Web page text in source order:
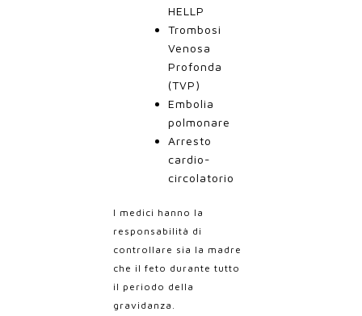
HELLP
Trombosi
Venosa
Profonda
(TVP)
Embolia
polmonare
Arresto
cardio-
circolatorio
I medici hanno la
responsabilità di
controllare sia la madre
che il feto durante tutto
il periodo della
gravidanza.